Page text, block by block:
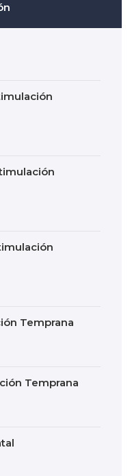
Temprana
Temprana